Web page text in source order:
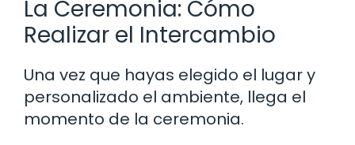
La Ceremonia: Cómo
Realizar el Intercambio
Una vez que hayas elegido el lugar y
personalizado el ambiente, llega el
momento de la ceremonia.